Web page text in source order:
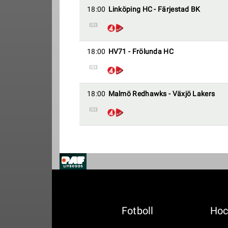
18:00 Linköping HC - Färjestad BK
18:00 HV71 - Frölunda HC
18:00 Malmö Redhawks - Växjö Lakers
Fotboll